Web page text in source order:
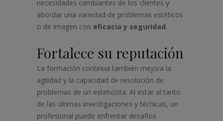
necesidades cambiantes de los clientes y
abordar una variedad de problemas estéticos
o de imagen con eficacia y seguridad.
Fortalece su reputación
La formación continua también mejora la
agilidad y la capacidad de resolución de
problemas de un esteticista. Al estar al tanto
de las últimas investigaciones y técnicas, un
profesional puede enfrentar desafíos